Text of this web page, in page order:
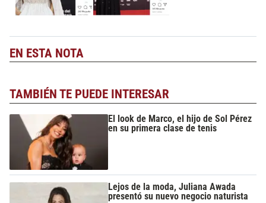
EN ESTA NOTA
TAMBIÉN TE PUEDE INTERESAR
El look de Marco, el hijo de Sol Pérez
en su primera clase de tenis
Lejos de la moda, Juliana Awada
presentó su nuevo negocio naturista